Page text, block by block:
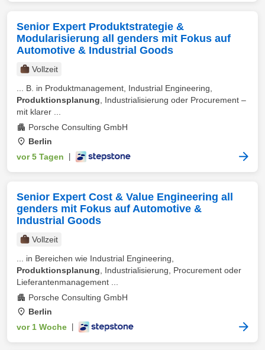
Senior Expert Produktstrategie &
Modularisierung all genders mit Fokus auf
Automotive & Industrial Goods
Vollzeit
... B. in Produktmanagement, Industrial Engineering,
Produktionsplanung , Industrialisierung oder Procurement –
mit klarer ...
Porsche Consulting GmbH
Berlin
vor 5 Tagen
Senior Expert Cost & Value Engineering all
genders mit Fokus auf Automotive &
Industrial Goods
Vollzeit
... in Bereichen wie Industrial Engineering,
Produktionsplanung , Industrialisierung, Procurement oder
Lieferantenmanagement ...
Porsche Consulting GmbH
Berlin
vor 1 Woche